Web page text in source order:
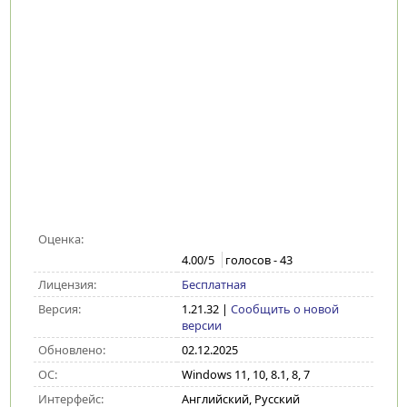
Оценка:
4.00/5 голосов -43
Лицензия:
Бесплатная
Версия:
1.21.32| Сообщить о новой
версии
Обновлено:
02.12.2025
ОС:
Windows 11, 10, 8.1, 8, 7
Интерфейс:
Английский, Русский